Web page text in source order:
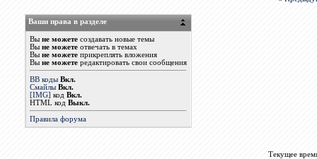
Ваши права в разделе
Вы не можетесоздавать новые темы
Вы не можетеотвечать в темах
Вы не можетеприкреплять вложения
Вы не можетередактировать свои сообщения
BB коды Вкл.
Смайлы Вкл.
[IMG] код Вкл.
HTML код Выкл.
Правила форума
Текущее